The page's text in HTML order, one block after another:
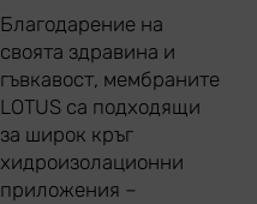
Благодарение на
своята здравина и
гъвкавост, мембраните
LOTUS са подходящи
за широк кръг
хидроизолационни
приложения –